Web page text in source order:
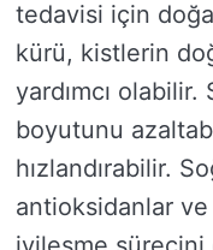
tedavisi için
kürü, kistlerin
yardımcı
boyutunu
hızlandırabilir.
antioksidanlar